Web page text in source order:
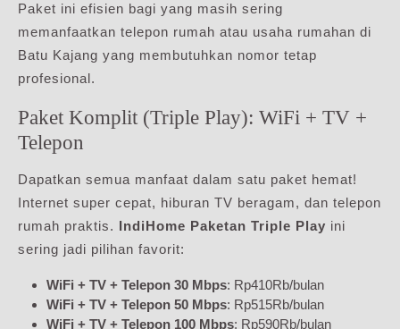
Paket ini efisien bagi yang masih sering
memanfaatkan telepon rumah atau usaha rumahan di
Batu Kajang yang membutuhkan nomor tetap
profesional.
Paket Komplit (Triple Play): WiFi + TV +
Telepon
Dapatkan semua manfaat dalam satu paket hemat!
Internet super cepat, hiburan TV beragam, dan telepon
rumah praktis. IndiHome Paketan Triple Play ini
sering jadi pilihan favorit:
WiFi + TV + Telepon 30 Mbps: Rp410Rb/bulan
WiFi + TV + Telepon 50 Mbps: Rp515Rb/bulan
WiFi + TV + Telepon 100 Mbps: Rp590Rb/bulan